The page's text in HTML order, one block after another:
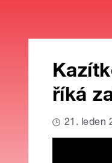
říká
21. leden